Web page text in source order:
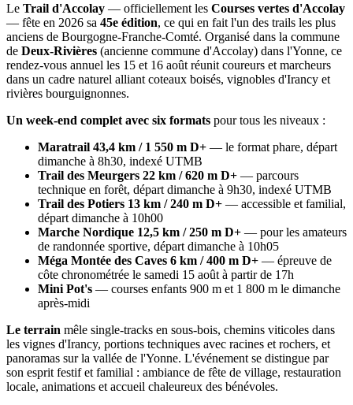
Le Trail d'Accolay — officiellement les Courses vertes d'Accolay
— fête en 2026 sa 45e édition, ce qui en fait l'un des trails les plus
anciens de Bourgogne-Franche-Comté. Organisé dans la commune
de Deux-Rivières (ancienne commune d'Accolay) dans l'Yonne, ce
rendez-vous annuel les 15 et 16 août réunit coureurs et marcheurs
dans un cadre naturel alliant coteaux boisés, vignobles d'Irancy et
rivières bourguignonnes.
Un week-end complet avec six formats pour tous les niveaux :
Maratrail 43,4 km / 1 550 m D+ — le format phare, départ
dimanche à 8h30, indexé UTMB
Trail des Meurgers 22 km / 620 m D+ — parcours
technique en forêt, départ dimanche à 9h30, indexé UTMB
Trail des Potiers 13 km / 240 m D+ — accessible et familial,
départ dimanche à 10h00
Marche Nordique 12,5 km / 250 m D+ — pour les amateurs
de randonnée sportive, départ dimanche à 10h05
Méga Montée des Caves 6 km / 400 m D+ — épreuve de
côte chronométrée le samedi 15 août à partir de 17h
Mini Pot's — courses enfants 900 m et 1 800 m le dimanche
après-midi
Le terrain mêle single-tracks en sous-bois, chemins viticoles dans
les vignes d'Irancy, portions techniques avec racines et rochers, et
panoramas sur la vallée de l'Yonne. L'événement se distingue par
son esprit festif et familial : ambiance de fête de village, restauration
locale, animations et accueil chaleureux des bénévoles.